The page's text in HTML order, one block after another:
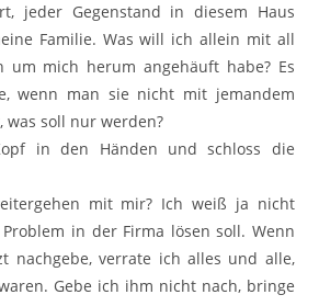
jeder Gegenstand in diesem Haus
Familie. Was will ich allein mit all
um mich herum angehäuft habe? Es
wenn man sie nicht mit jemandem
was soll nur werden?
in den Händen und schloss die
mit mir? Ich weiß ja nicht
in der Firma lösen soll. Wenn
nachgebe, verrate ich alles und alle,
Gebe ich ihm nicht nach, bringe